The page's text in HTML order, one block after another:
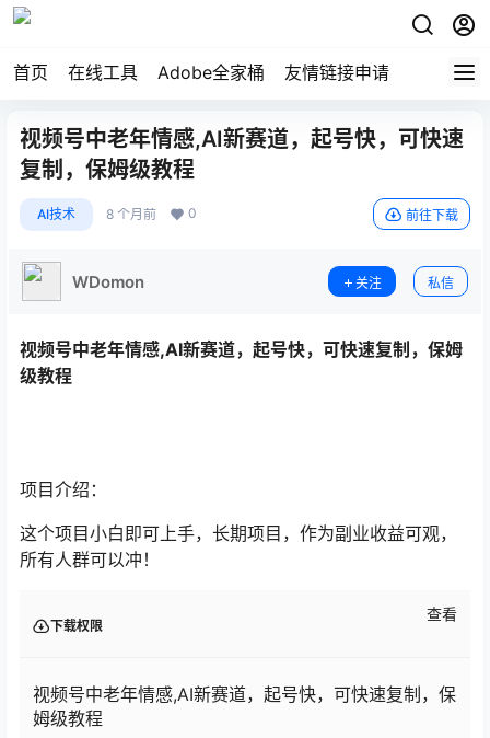
首页 在线工具 Adobe全家桶 友情链接申请
视频号中老年情感,AI新赛道，起号快，可快速
复制，保姆级教程
AI技术 8 个月前 0 前往下载
WDomon 关注 私信
视频号中老年情感,AI新赛道，起号快，可快速复制，保姆
级教程
项目介绍：
这个项目小白即可上手，长期项目，作为副业收益可观，
所有人群可以冲！
下载权限
查看
视频号中老年情感,AI新赛道，起号快，可快速复制，保
姆级教程